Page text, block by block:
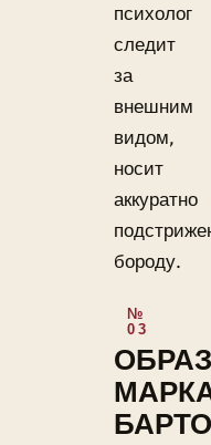
психолог
следит
за
внешним
видом,
носит
аккуратно
бороду.